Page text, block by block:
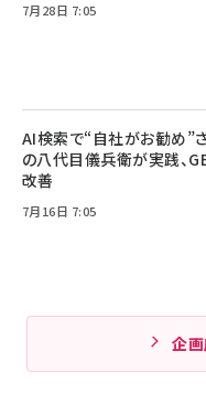
7月28日 7:05
AI検索で“自社がお勧め”
の八代目儀兵衛が実践、
改善
7月16日 7:05
企